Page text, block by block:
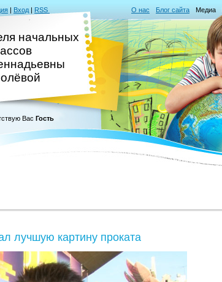
| Вход | RSS О нас Блог сайта Медиа
начальных
Вас Гость
лучшую картину проката